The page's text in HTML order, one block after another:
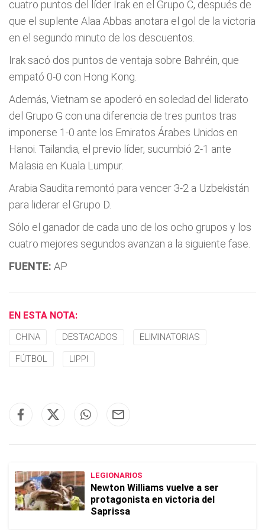
cuatro puntos del líder Irak en el Grupo C, después de
que el suplente Alaa Abbas anotara el gol de la victoria
en el segundo minuto de los descuentos.
Irak sacó dos puntos de ventaja sobre Bahréin, que
empató 0-0 con Hong Kong.
Además, Vietnam se apoderó en soledad del liderato
del Grupo G con una diferencia de tres puntos tras
imponerse 1-0 ante los Emiratos Árabes Unidos en
Hanoi. Tailandia, el previo líder, sucumbió 2-1 ante
Malasia en Kuala Lumpur.
Arabia Saudita remontó para vencer 3-2 a Uzbekistán
para liderar el Grupo D.
Sólo el ganador de cada uno de los ocho grupos y los
cuatro mejores segundos avanzan a la siguiente fase.
FUENTE: AP
EN ESTA NOTA:
CHINA DESTACADOS ELIMINATORIAS
FÚTBOL LIPPI
LEGIONARIOS
Newton Williams vuelve a ser
protagonista en victoria del
Saprissa